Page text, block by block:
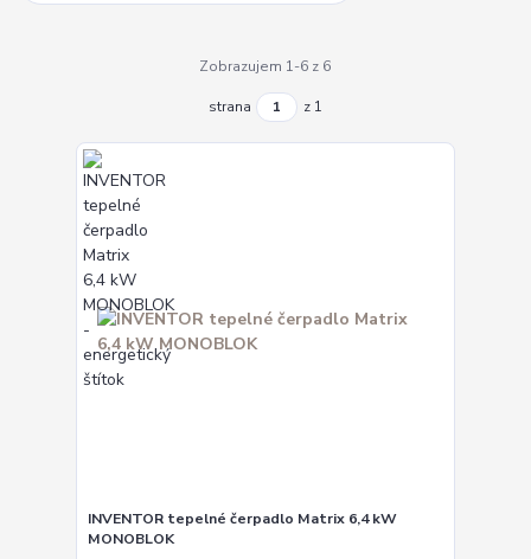
Zobrazujem 1-6 z 6
strana z 1
INVENTOR tepelné čerpadlo Matrix 6,4 kW
MONOBLOK